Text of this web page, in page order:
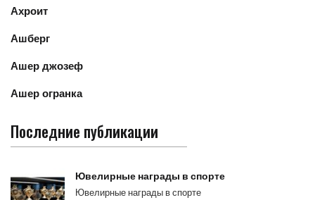
Ахроит
Ашберг
Ашер джозеф
Ашер огранка
Последние публикации
Ювелирные награды в спорте
Ювелирные награды в спорте